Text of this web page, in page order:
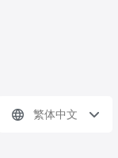
繁体中文